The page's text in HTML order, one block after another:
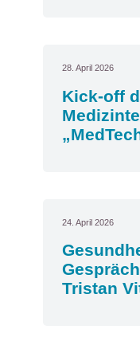
28. April 2026
Kick-off
24. April 2026
Tristan